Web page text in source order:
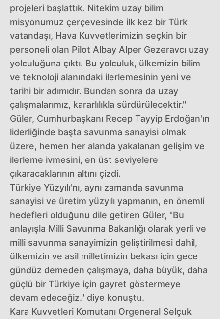
projeleri başlattık. Nitekim uzay bilim
misyonumuz çerçevesinde ilk kez bir Türk
vatandaşı, Hava Kuvvetlerimizin seçkin bir
personeli olan Pilot Albay Alper Gezeravcı uzay
yolculuğuna çıktı. Bu yolculuk, ülkemizin bilim
ve teknoloji alanındaki ilerlemesinin yeni ve
tarihi bir adımıdır. Bundan sonra da uzay
çalışmalarımız, kararlılıkla sürdürülecektir."
Güler, Cumhurbaşkanı Recep Tayyip Erdoğan'ın
liderliğinde başta savunma sanayisi olmak
üzere, hemen her alanda yakalanan gelişim ve
ilerleme ivmesini, en üst seviyelere
çıkaracaklarının altını çizdi.
Türkiye Yüzyılı'nı, aynı zamanda savunma
sanayisi ve üretim yüzyılı yapmanın, en önemli
hedefleri olduğunu dile getiren Güler, "Bu
anlayışla Milli Savunma Bakanlığı olarak yerli ve
milli savunma sanayimizin geliştirilmesi dahil,
ülkemizin ve asil milletimizin bekası için gece
gündüz demeden çalışmaya, daha büyük, daha
güçlü bir Türkiye için gayret göstermeye
devam edeceğiz." diye konuştu.
Kara Kuvvetleri Komutanı Orgeneral Selçuk